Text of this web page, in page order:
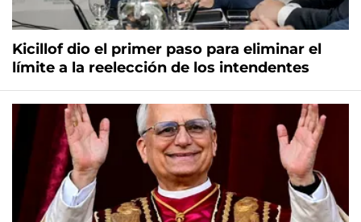
Kicillof dio el primer paso para eliminar el
límite a la reelección de los intendentes